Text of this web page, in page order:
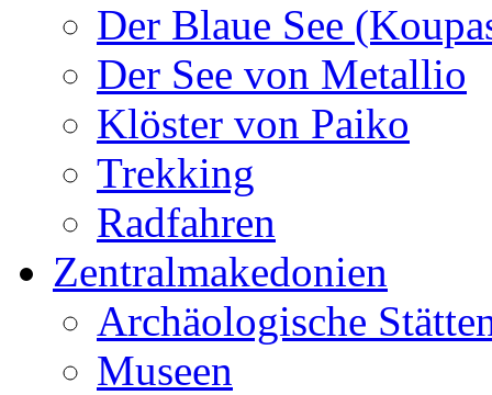
Der Blaue See
Der See von Metallio
Klöster von Paiko
Trekking
Radfahren
Zentralmakedonien
Archäologische
Museen